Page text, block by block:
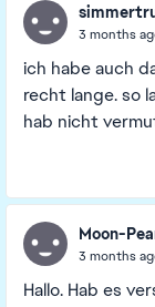
3 months
ich habe auch
recht lange. so
hab nicht
Moon-
3 months
Hallo. Hab es